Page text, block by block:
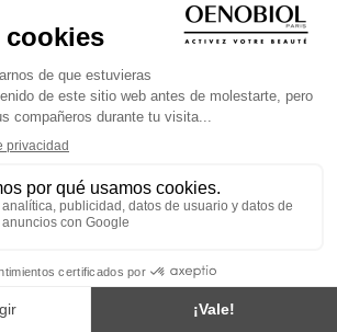
AL MENOS 5 PIEZAS DE FRUTA Y LEGUMBRES AL DIA.
sustitutos de un cuadro de vida sano y equilibrado. Solo
el etiquetado de los productos antes de su uso.